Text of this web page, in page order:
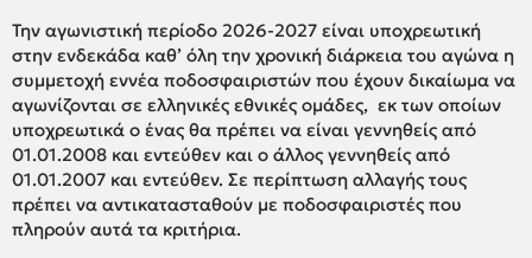
Την αγωνιστική περίοδο 2026-2027 είναι υποχρεωτική
στην ενδεκάδα καθ’ όλη την χρονική διάρκεια του αγώνα η
συμμετοχή εννέα ποδοσφαιριστών που έχουν δικαίωμα να
αγωνίζονται σε ελληνικές εθνικές ομάδες, εκ των οποίων
υποχρεωτικά ο ένας θα πρέπει να είναι γεννηθείς από
01.01.2008 και εντεύθεν και ο άλλος γεννηθείς από
01.01.2007 και εντεύθεν. Σε περίπτωση αλλαγής τους
πρέπει να αντικατασταθούν με ποδοσφαιριστές που
πληρούν αυτά τα κριτήρια.